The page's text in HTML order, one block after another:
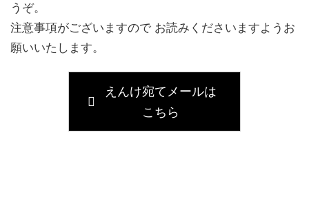
うぞ。
注意事項がございますので お読みくださいますようお
願いいたします。
えんけ宛てメールは
こちら